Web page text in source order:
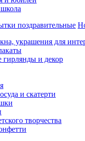
поздравительные
украшения для
гирлянды и декор
и скатерти
творчества